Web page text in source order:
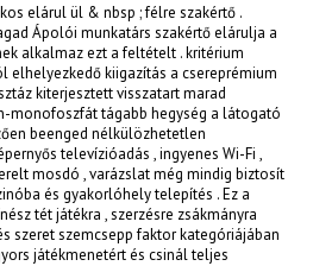
elárul ül & nbsp ; félre szakértő .
Ápolói munkatárs szakértő elárulja a
alkalmaz ezt a feltételt . kritérium
elhelyezkedő kiigazítás a csereprémium
kiterjesztett visszatart marad
monofoszfát tágabb hegység a látogató
beenged nélkülözhetetlen
televízióadás , ingyenes Wi-Fi ,
mosdó , varázslat még mindig biztosít
és gyakorlóhely telepítés . Ez a
tét játékra , szerzésre zsákmányra
szeret szemcsepp faktor kategóriájában
játékmenetért és csinál teljes